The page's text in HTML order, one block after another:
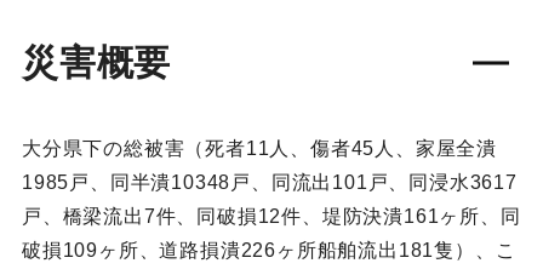
災害概要
大分県下の総被害（死者11人、傷者45人、家屋全潰
1985戸、同半潰10348戸、同流出101戸、同浸水3617
戸、橋梁流出7件、同破損12件、堤防決潰161ヶ所、同
破損109ヶ所、道路損潰226ヶ所船舶流出181隻）、こ